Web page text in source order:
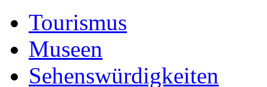
Tourismus
Museen
Sehenswürdigkeiten